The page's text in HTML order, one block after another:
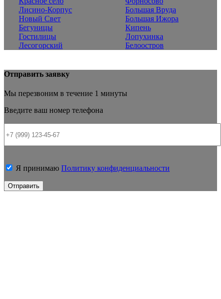
Лисино-Корпус
Большая Вруда
Новый Свет
Большая Ижора
Бегуницы
Кипень
Гостилицы
Лопухинка
Лесогорский
Белоостров
Отправить заявку
Мы перезвоним в течение 1 минуты
Введите ваш номер телефона
Я принимаю Политику конфиденциальности